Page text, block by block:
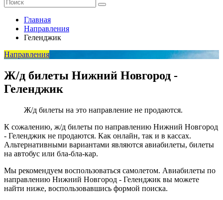
Главная
Направления
Геленджик
Направления
Ж/д билеты Нижний Новгород -
Геленджик
Ж/д билеты на это направление не продаются.
К сожалению, ж/д билеты по направлению Нижний Новгород
- Геленджик не продаются. Как онлайн, так и в кассах.
Альтернативными вариантами являются авиабилеты, билеты
на автобус или бла-бла-кар.
Мы рекомендуем воспользоваться самолетом. Авиабилеты по
направлению Нижний Новгород - Геленджик вы можете
найти ниже, воспользовавшись формой поиска.